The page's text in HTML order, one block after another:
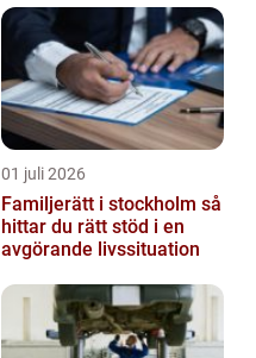
01 juli 2026
Familjerätt i stockholm så
hittar du rätt stöd i en
avgörande livssituation